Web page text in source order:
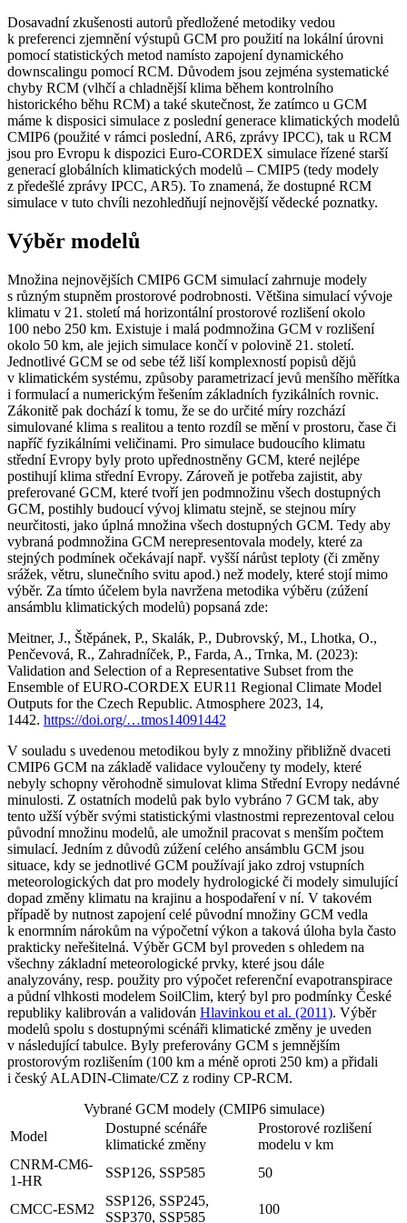
Dosavadní zkušenosti autorů předložené metodiky vedou
k preferenci zjemnění výstupů GCM pro použití na lokální úrovni
pomocí statistických metod namísto zapojení dynamického
downscalingu pomocí RCM. Důvodem jsou zejména systematické
chyby RCM (vlhčí a chladnější klima během kontrolního
historického běhu RCM) a také skutečnost, že zatímco u GCM
máme k disposici simulace z poslední generace klimatických modelů
CMIP6 (použité v rámci poslední, AR6, zprávy IPCC), tak u RCM
jsou pro Evropu k dispozici Euro-CORDEX simulace řízené starší
generací globálních klimatických modelů – CMIP5 (tedy modely
z předešlé zprávy IPCC, AR5). To znamená, že dostupné RCM
simulace v tuto chvíli nezohledňují nejnovější vědecké poznatky.
Výběr modelů
Množina nejnovějších CMIP6 GCM simulací zahrnuje modely
s různým stupněm prostorové podrobnosti. Většina simulací vývoje
klimatu v 21. století má horizontální prostorové rozlišení okolo
100 nebo 250 km. Existuje i malá podmnožina GCM v rozlišení
okolo 50 km, ale jejich simulace končí v polovině 21. století.
Jednotlivé GCM se od sebe též liší komplexností popisů dějů
v klimatickém systému, způsoby parametrizací jevů menšího měřítka
i formulací a numerickým řešením základních fyzikálních rovnic.
Zákonitě pak dochází k tomu, že se do určité míry rozchází
simulované klima s realitou a tento rozdíl se mění v prostoru, čase či
napříč fyzikálními veličinami. Pro simulace budoucího klimatu
střední Evropy byly proto upřednostněny GCM, které nejlépe
postihují klima střední Evropy. Zároveň je potřeba zajistit, aby
preferované GCM, které tvoří jen podmnožinu všech dostupných
GCM, postihly budoucí vývoj klimatu stejně, se stejnou míry
neurčitosti, jako úplná množina všech dostupných GCM. Tedy aby
vybraná podmnožina GCM nerepresentovala modely, které za
stejných podmínek očekávají např. vyšší nárůst teploty (či změny
srážek, větru, slunečního svitu apod.) než modely, které stojí mimo
výběr. Za tímto účelem byla navržena metodika výběru (zúžení
ansámblu klimatických modelů) popsaná zde:
Meitner, J., Štěpánek, P., Skalák, P., Dubrovský, M., Lhotka, O.,
Penčevová, R., Zahradníček, P., Farda, A., Trnka, M. (2023):
Validation and Selection of a Representative Subset from the
Ensemble of EURO-CORDEX EUR11 Regional Climate Model
Outputs for the Czech Republic. Atmosphere 2023, 14,
1442. https://doi.org/…tmos14091442
V souladu s uvedenou metodikou byly z množiny přibližně dvaceti
CMIP6 GCM na základě validace vyloučeny ty modely, které
nebyly schopny věrohodně simulovat klima Střední Evropy nedávné
minulosti. Z ostatních modelů pak bylo vybráno 7 GCM tak, aby
tento užší výběr svými statistickými vlastnostmi reprezentoval celou
původní množinu modelů, ale umožnil pracovat s menším počtem
simulací. Jedním z důvodů zúžení celého ansámblu GCM jsou
situace, kdy se jednotlivé GCM používají jako zdroj vstupních
meteorologických dat pro modely hydrologické či modely simulující
dopad změny klimatu na krajinu a hospodaření v ní. V takovém
případě by nutnost zapojení celé původní množiny GCM vedla
k enormním nárokům na výpočetní výkon a taková úloha byla často
prakticky neřešitelná. Výběr GCM byl proveden s ohledem na
všechny základní meteorologické prvky, které jsou dále
analyzovány, resp. použity pro výpočet referenční evapotranspirace
a půdní vlhkosti modelem SoilClim, který byl pro podmínky České
republiky kalibrován a validován Hlavinkou et al. (2011). Výběr
modelů spolu s dostupnými scénáři klimatické změny je uveden
v následující tabulce. Byly preferovány GCM s jemnějším
prostorovým rozlišením (100 km a méně oproti 250 km) a přidali
i český ALADIN-Climate/CZ z rodiny CP-RCM.
Vybrané GCM modely (CMIP6 simulace)
Model
Dostupné scénáře
klimatické změny
Prostorové rozlišení
modelu v km
CNRM-CM6-
1-HR
SSP126, SSP585 50
CMCC-ESM2
SSP126, SSP245,
SSP370, SSP585
100